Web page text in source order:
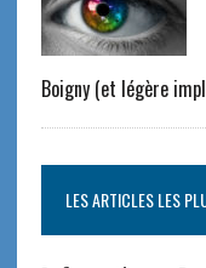
Boigny (et légère
LES ARTICLES LES